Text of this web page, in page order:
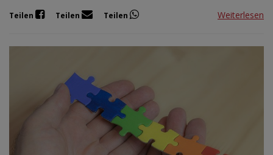
Teilen Teilen Teilen Weiterlesen